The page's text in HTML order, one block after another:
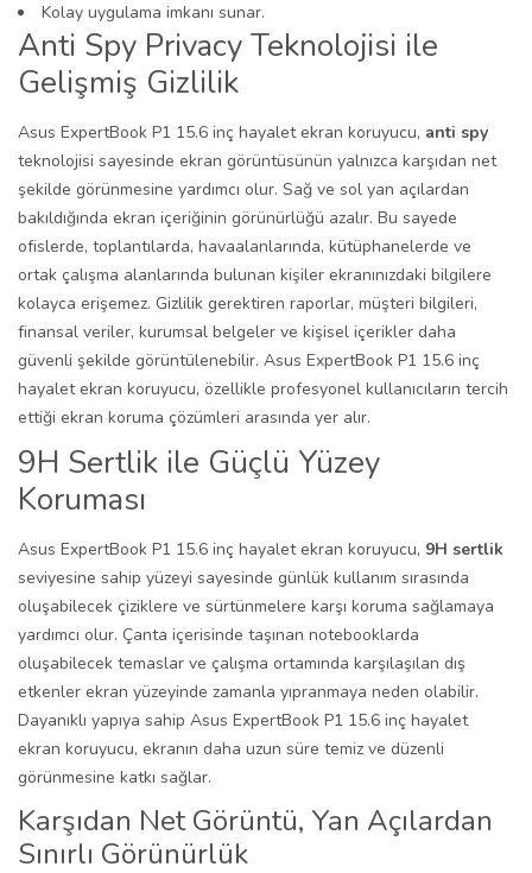
Kolay uygulama imkanı sunar.
Anti Spy Privacy Teknolojisi ile
Gelişmiş Gizlilik
Asus ExpertBook P1 15.6 inç hayalet ekran koruyucu, anti spy
teknolojisi sayesinde ekran görüntüsünün yalnızca karşıdan net
şekilde görünmesine yardımcı olur. Sağ ve sol yan açılardan
bakıldığında ekran içeriğinin görünürlüğü azalır. Bu sayede
ofislerde, toplantılarda, havaalanlarında, kütüphanelerde ve
ortak çalışma alanlarında bulunan kişiler ekranınızdaki bilgilere
kolayca erişemez. Gizlilik gerektiren raporlar, müşteri bilgileri,
finansal veriler, kurumsal belgeler ve kişisel içerikler daha
güvenli şekilde görüntülenebilir. Asus ExpertBook P1 15.6 inç
hayalet ekran koruyucu, özellikle profesyonel kullanıcıların tercih
ettiği ekran koruma çözümleri arasında yer alır.
9H Sertlik ile Güçlü Yüzey
Koruması
Asus ExpertBook P1 15.6 inç hayalet ekran koruyucu, 9H sertlik
seviyesine sahip yüzeyi sayesinde günlük kullanım sırasında
oluşabilecek çiziklere ve sürtünmelere karşı koruma sağlamaya
yardımcı olur. Çanta içerisinde taşınan notebooklarda
oluşabilecek temaslar ve çalışma ortamında karşılaşılan dış
etkenler ekran yüzeyinde zamanla yıpranmaya neden olabilir.
Dayanıklı yapıya sahip Asus ExpertBook P1 15.6 inç hayalet
ekran koruyucu, ekranın daha uzun süre temiz ve düzenli
görünmesine katkı sağlar.
Karşıdan Net Görüntü, Yan Açılardan
Sınırlı Görünürlük